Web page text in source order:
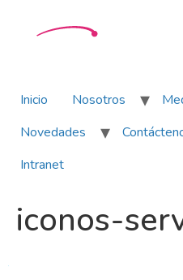
Inicio Nosotros
Novedades
Intranet
iconos-